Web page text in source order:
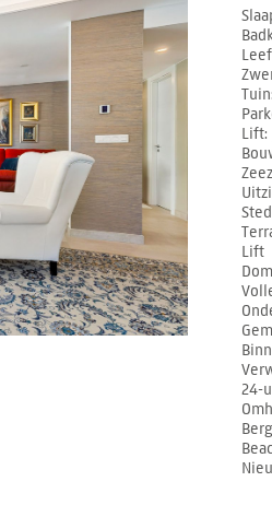
Tuin
Lift
Lift
24-